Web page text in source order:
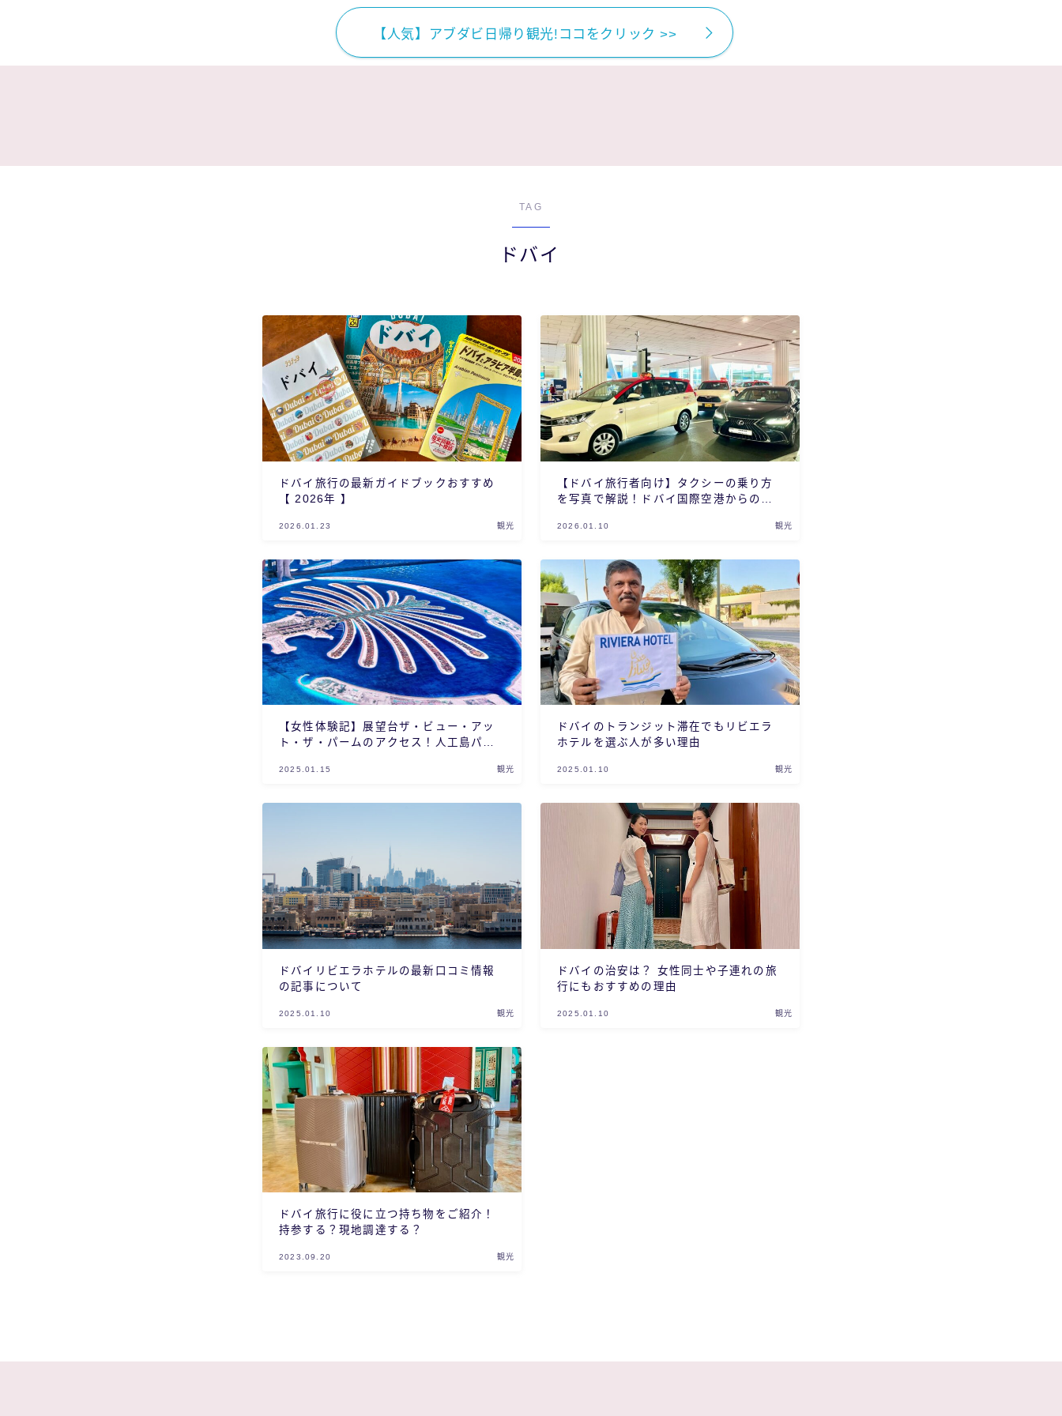
【人気】アブダビ日帰り観光!ココをクリック >>
TAG
ドバイ
ドバイ旅行の最新ガイドブックおすすめ
【 2026年 】
2026.01.23 観光
【ドバイ旅行者向け】タクシーの乗り方
を写真で解説！ドバイ国際空港からの利
2026.01.10 観光
【女性体験記】展望台ザ・ビュー・アッ
ト・ザ・パームのアクセス！人工島パー
Palm】
2025.01.15 観光
ドバイのトランジット滞在でもリビエラ
ホテルを選ぶ人が多い理由
2025.01.10 観光
ドバイリビエラホテルの最新口コミ情報
の記事について
2025.01.10 観光
ドバイの治安は？ 女性同士や子連れの旅
行にもおすすめの理由
2025.01.10 観光
ドバイ旅行に役に立つ持ち物をご紹介！
持参する？現地調達する？
2023.09.20 観光